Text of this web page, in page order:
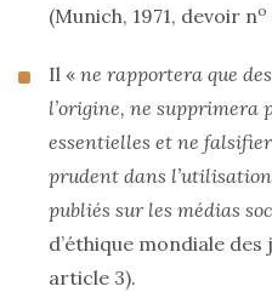
(Munich, 1971, devoir no
Il « ne rapportera que
l’origine, ne supprimera
essentielles et ne
prudent dans
publiés sur les médias
d’éthique mondiale
article 3).